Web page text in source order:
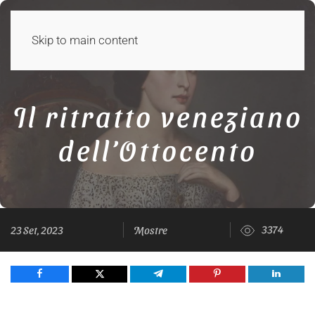
Skip to main content
Il ritratto veneziano
dell’Ottocento
23 Set, 2023 Mostre 3374